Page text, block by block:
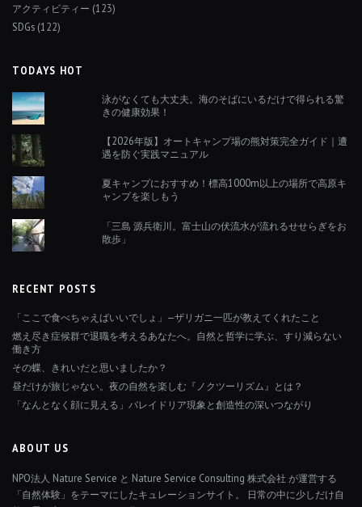
アクティビティー (123)
SDGs (122)
TODAYS HOT
泳がなくても大丈夫。海のそばにいるだけで得られる驚
きの健康効果！
【2026年版】オートキャンプ場の熊対策完全ガイド｜遭
遇を防ぐ実践マニュアル
夏キャンプにおすすめ！標高1000m以上の場所で高原キ
ャンプを楽しもう
「三島 源兵衛川。富士山の伏流水が流れるせせらぎをお
散歩」
RECENT POSTS
「ここで食べちゃえばいいでしょ」—ザリガニ一匹が教えてくれたこと
燃え尽き症候群で退職を考えるあなたへ。自然と哲学に学ぶ、すり減らない
働き方
その蝶、きれいだと思いましたか？
昼だけが旅じゃない。夜の自然を楽しむ『ノクツーリズム』とは？
「なんとなく顔に見える」パレイドリア現象と創造性の深いつながり
ABOUT US
NPO法人 Nature Service と Nature Service Consulting 株式会社 が運営する
「自然体験」をテーマにしたキュレーションサイト。 日常の中に少しだけ自